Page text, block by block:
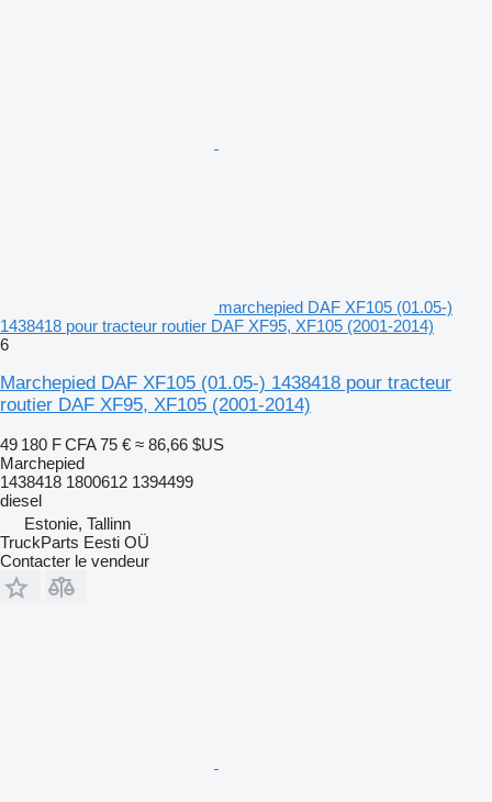
marchepied DAF XF105 (01.05-)
1438418 pour tracteur routier DAF XF95, XF105 (2001-2014)
6
Marchepied DAF XF105 (01.05-) 1438418 pour tracteur
routier DAF XF95, XF105 (2001-2014)
49 180 F CFA 75 € ≈ 86,66 $US
Marchepied
1438418 1800612 1394499
diesel
Estonie, Tallinn
TruckParts Eesti OÜ
Contacter le vendeur